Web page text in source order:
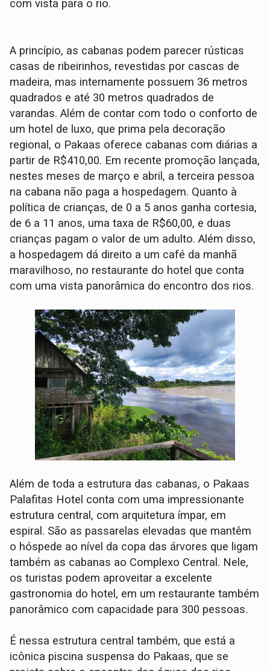
com vista para o rio.
A princípio, as cabanas podem parecer rústicas
casas de ribeirinhos, revestidas por cascas de
madeira, mas internamente possuem 36 metros
quadrados e até 30 metros quadrados de
varandas. Além de contar com todo o conforto de
um hotel de luxo, que prima pela decoração
regional, o Pakaas oferece cabanas com diárias a
partir de R$410,00. Em recente promoção lançada,
nestes meses de março e abril, a terceira pessoa
na cabana não paga a hospedagem. Quanto à
política de crianças, de 0 a 5 anos ganha cortesia,
de 6 a 11 anos, uma taxa de R$60,00, e duas
crianças pagam o valor de um adulto. Além disso,
a hospedagem dá direito a um café da manhã
maravilhoso, no restaurante do hotel que conta
com uma vista panorâmica do encontro dos rios.
Além de toda a estrutura das cabanas, o Pakaas
Palafitas Hotel conta com uma impressionante
estrutura central, com arquitetura ímpar, em
espiral. São as passarelas elevadas que mantêm
o hóspede ao nível da copa das árvores que ligam
também as cabanas ao Complexo Central. Nele,
os turistas podem aproveitar a excelente
gastronomia do hotel, em um restaurante também
panorâmico com capacidade para 300 pessoas.
É nessa estrutura central também, que está a
icônica piscina suspensa do Pakaas, que se